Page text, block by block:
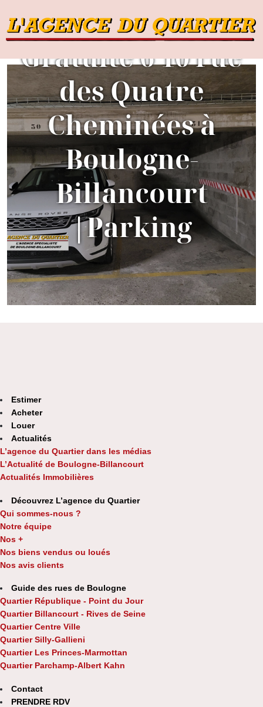
Estimation
Gratuite 6 10 rue
des Quatre
Cheminées à
Boulogne-
Billancourt
|Parking
Estimer
Acheter
Louer
Actualités
L’agence du Quartier dans les médias
L’Actualité de Boulogne-Billancourt
Actualités Immobilières
Découvrez L’agence du Quartier
Qui sommes-nous ?
Notre équipe
Nos +
Nos biens vendus ou loués
Nos avis clients
Guide des rues de Boulogne
Quartier République - Point du Jour
Quartier Billancourt - Rives de Seine
Quartier Centre Ville
Quartier Silly-Gallieni
Quartier Les Princes-Marmottan
Quartier Parchamp-Albert Kahn
Contact
PRENDRE RDV